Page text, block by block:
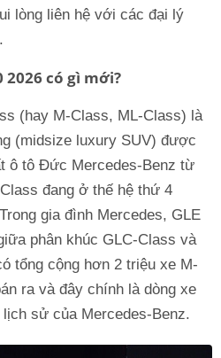
lòng liên hệ với các đại lý
2026 có gì mới?
(hay M-Class, ML-Class) là
(midsize luxury SUV) được
ô tô Đức Mercedes-Benz từ
đang ở thế hệ thứ 4
gia đình Mercedes, GLE
phân khúc GLC-Class và
tổng cộng hơn 2 triệu xe M-
ra và đây chính là dòng xe
sử của Mercedes-Benz.